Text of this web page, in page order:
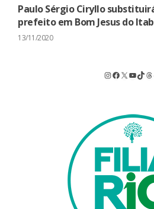
Paulo Sérgio Ciryllo
prefeito em Bom Jesus do
13/11/2020
Instagram
Facebook
X